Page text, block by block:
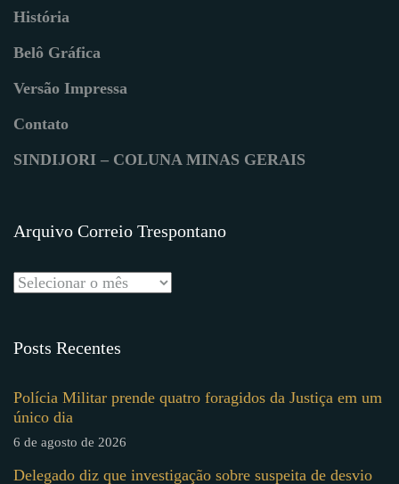
História
Belô Gráfica
Versão Impressa
Contato
SINDIJORI – COLUNA MINAS GERAIS
Arquivo Correio Trespontano
Posts Recentes
Polícia Militar prende quatro foragidos da Justiça em um
único dia
6 de agosto de 2026
Delegado diz que investigação sobre suspeita de desvio